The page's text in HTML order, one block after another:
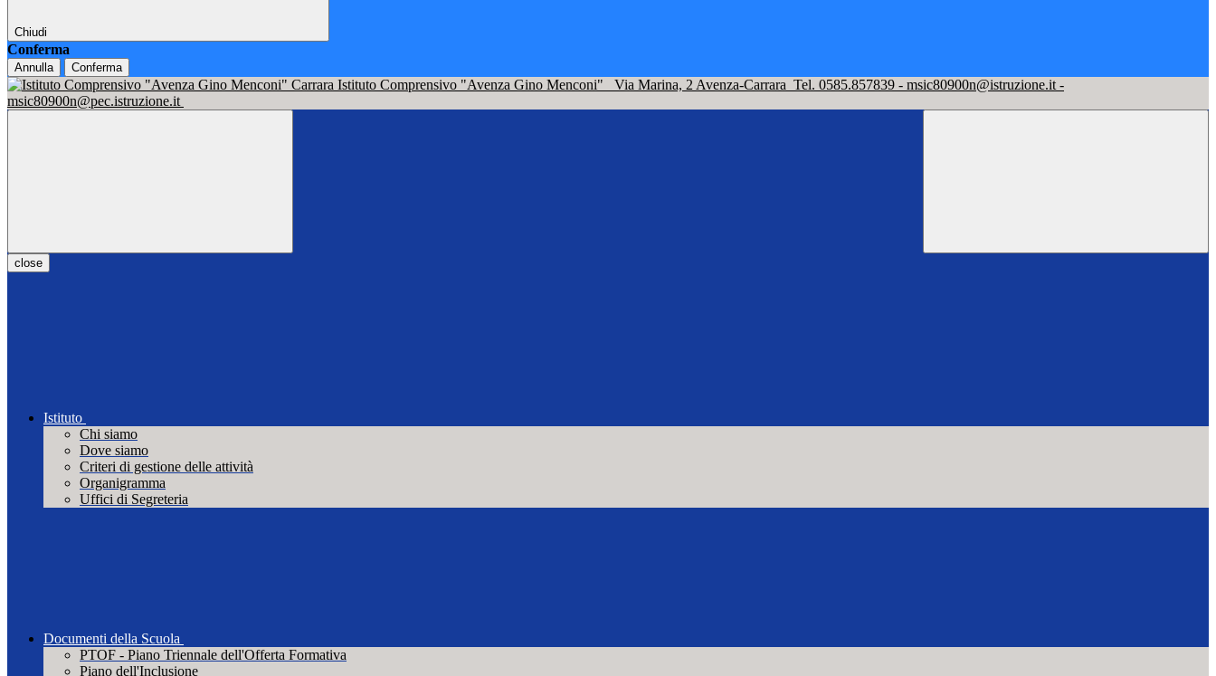
Chiudi
Conferma
Annulla Conferma
Istituto Comprensivo "Avenza Gino Menconi" Via Marina, 2 Avenza-Carrara Tel. 0585.857839 - msic80900n@istruzione.it -
msic80900n@pec.istruzione.it
close
Istituto
Chi siamo
Dove siamo
Criteri di gestione delle attività
Organigramma
Uffici di Segreteria
Documenti della Scuola
PTOF - Piano Triennale dell'Offerta Formativa
Piano dell'Inclusione